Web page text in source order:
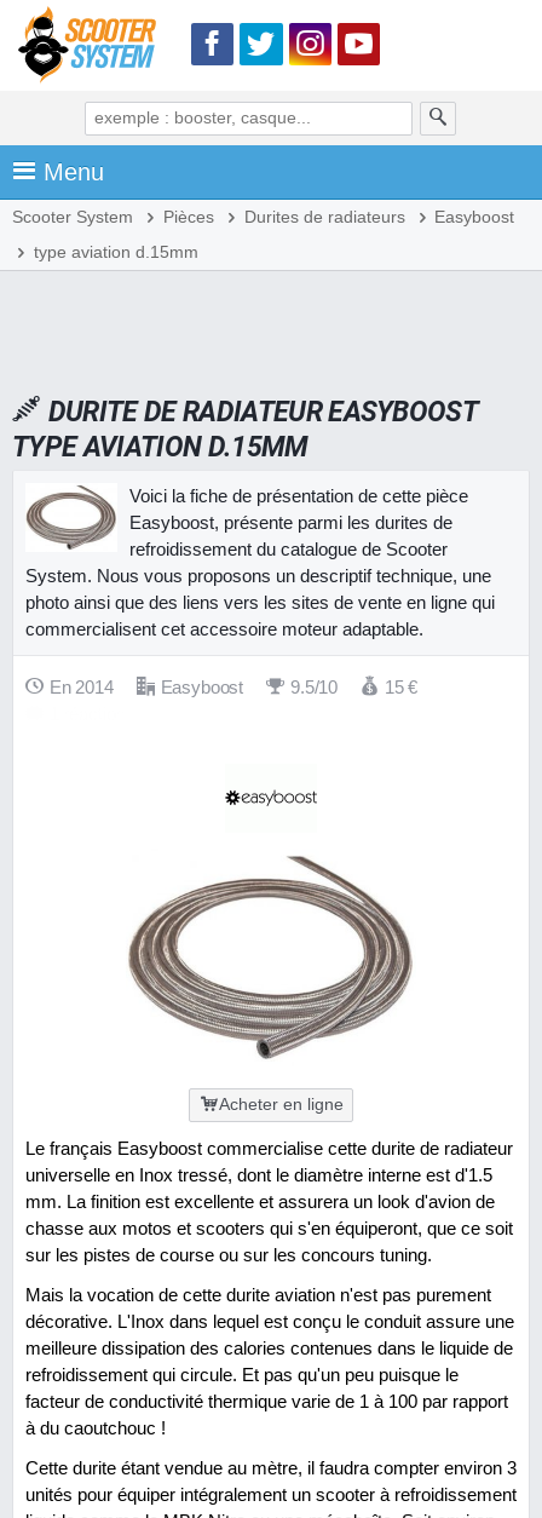
Menu
Scooter System Pièces Durites de radiateurs
Easyboost
type aviation d.15mm
DURITE DE RADIATEUR EASYBOOST
TYPE AVIATION D.15MM
Voici la fiche de présentation de cette pièce
Easyboost, présente parmi les durites de
refroidissement du catalogue de Scooter
System. Nous vous proposons un descriptif technique, une
photo ainsi que des liens vers les sites de vente en ligne qui
commercialisent cet accessoire moteur adaptable.
En 2014 Easyboost 9.5/10 15 €
Acheter en ligne
Le français Easyboost commercialise cette durite de radiateur
universelle en Inox tressé, dont le diamètre interne est d'1.5
mm. La finition est excellente et assurera un look d'avion de
chasse aux motos et scooters qui s'en équiperont, que ce soit
sur les pistes de course ou sur les concours tuning.
Mais la vocation de cette durite aviation n'est pas purement
décorative. L'Inox dans lequel est conçu le conduit assure une
meilleure dissipation des calories contenues dans le liquide de
refroidissement qui circule. Et pas qu'un peu puisque le
facteur de conductivité thermique varie de 1 à 100 par rapport
à du caoutchouc !
Cette durite étant vendue au mètre, il faudra compter environ 3
unités pour équiper intégralement un scooter à refroidissement